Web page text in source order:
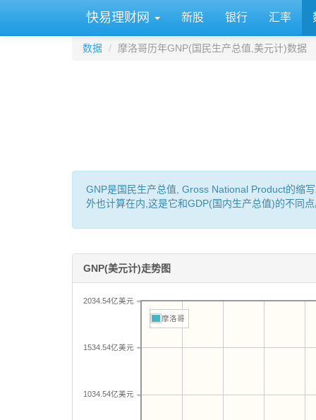
快易理财网 新股 银行 汇率
数据 摩洛哥历年GNP(国民生产总值,美元计)数据
GNP是国民生产总值, Gross National Product的缩
外也计算在内,这是它和GDP(国内生产总值)的不同
GNP(美元计)走势图
1034.54亿美元
1534.54亿美元
2034.54亿美元
摩洛哥